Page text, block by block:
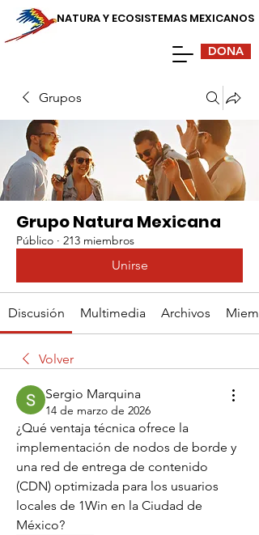
NATURA Y ECOSISTEMAS MEXICANOS
DONA
Grupos
Grupo Natura Mexicana
Público · 213 miembros
Unirse
Discusión Multimedia Archivos
Volver
Sergio Marquina
14 de marzo de 2026
¿Qué ventaja técnica ofrece la
implementación de nodos de borde y
una red de entrega de contenido
(CDN) optimizada para los usuarios
locales de 1Win en la Ciudad de
México?